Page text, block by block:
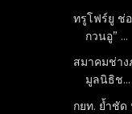
ทรูโฟร์ยู ช่
กวนอู” ...
สมาคมช่าง
มูลนิธิช...
กยท. ย้ำชัด